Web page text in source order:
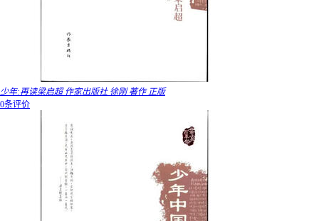
少年:再读梁启超 作家出版社 徐刚 著作 正版
0条评价